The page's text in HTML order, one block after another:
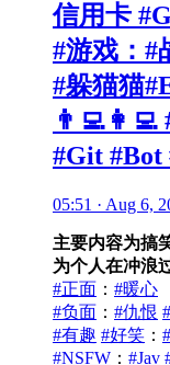
信用卡
#游戏：#
#躲猫猫
👨‍💻👩‍💻
#Git #Bot
05:51 · Aug 6,
主要内容为搞
为个人在冲浪
#正面 ： #暖心
#负面 ： #仇恨
#有趣 #好笑 ：
#NSFW ： #Jav